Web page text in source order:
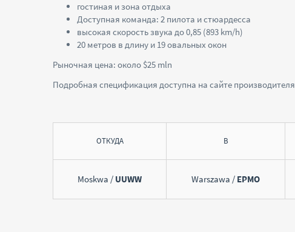
гостиная и зона отдыха
Доступная команда: 2 пилота и стюардесса
высокая скорость звука до 0,85 (893 km/h)
20 метров в длину и 19 овальных окон
Рыночная цена: около $25 mln
Подробная спецификация доступна на сайте производителя
ОТКУДА В
Moskwa / UUWW Warszawa / EPMO